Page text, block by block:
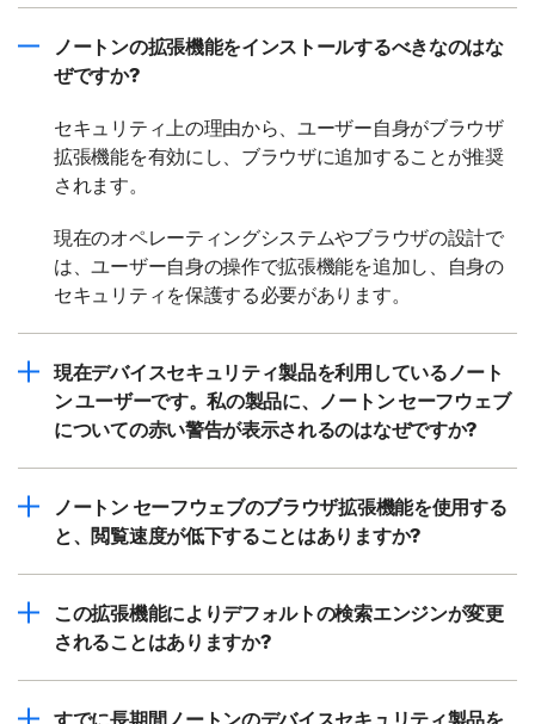
ノートンの拡張機能をインストールするべきなのはな
ぜですか?
セキュリティ上の理由から、ユーザー自身がブラウザ
拡張機能を有効にし、ブラウザに追加することが推奨
されます。
現在のオペレーティングシステムやブラウザの設計で
は、ユーザー自身の操作で拡張機能を追加し、自身の
セキュリティを保護する必要があります。
現在デバイスセキュリティ製品を利用しているノート
ン ユーザーです。私の製品に、ノートン セーフウェブ
についての赤い警告が表示されるのはなぜですか?
ノートン セーフウェブのブラウザ拡張機能を使用する
と、閲覧速度が低下することはありますか?
この拡張機能によりデフォルトの検索エンジンが変更
されることはありますか?
すでに長期間ノートンのデバイスセキュリティ製品を